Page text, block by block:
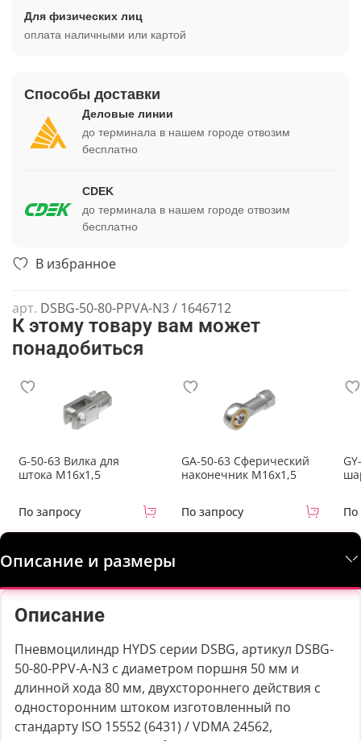
В избранное
арт. DSBG-50-80-PPVA-N3 / 1646712
Для физических лиц
оплата наличными или картой
Способы доставки
Деловые линии
до терминала в нашем городе отвозим
бесплатно
CDEK
до терминала в нашем городе отвозим
бесплатно
К этому товару вам может
понадобиться
G-50-63 Вилка для
штока M16x1,5
По запросу
GA-50-63 Сферический
наконечник M16x1,5
По запросу По
Описание и размеры
Описание
Пневмоцилиндр HYDS серии DSBG, артикул DSBG-
50-80-PPV-A-N3 с диаметром поршня 50 мм и
длинной хода 80 мм, двухстороннего действия с
односторонним штоком изготовленный по
стандарту ISO 15552 (6431) / VDMA 24562,